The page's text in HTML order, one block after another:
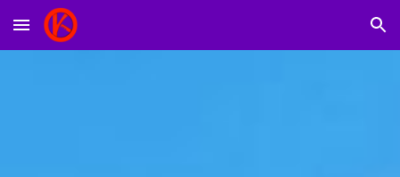
Skip to main content Skip to navigation